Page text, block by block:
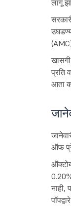
लागू
प्रति
आता
ऑफ
नाही,